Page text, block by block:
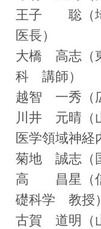
王子 聡（埼
医長）
大橋 高志（
科 講師）
越智 一秀（
川井 元晴（
医学領域神
菊地 誠志（
高 昌星（信
礎科学 教授
古賀 道明（